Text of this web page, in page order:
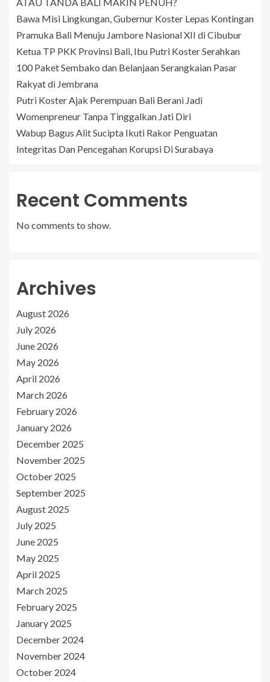
Bawa Misi Lingkungan, Gubernur Koster Lepas Kontingan
Pramuka Bali Menuju Jambore Nasional XII di Cibubur
Ketua TP PKK Provinsi Bali, Ibu Putri Koster Serahkan
100 Paket Sembako dan Belanjaan Serangkaian Pasar
Rakyat di Jembrana
Putri Koster Ajak Perempuan Bali Berani Jadi
Womenpreneur Tanpa Tinggalkan Jati Diri
Wabup Bagus Alit Sucipta Ikuti Rakor Penguatan
Integritas Dan Pencegahan Korupsi Di Surabaya
Recent Comments
No comments to show.
Archives
August 2026
July 2026
June 2026
May 2026
April 2026
March 2026
February 2026
January 2026
December 2025
November 2025
October 2025
September 2025
August 2025
July 2025
June 2025
May 2025
April 2025
March 2025
February 2025
January 2025
December 2024
November 2024
October 2024